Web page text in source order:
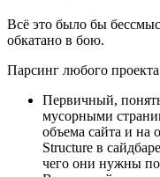
Всё это было бы
обкатано в бою.
Парсинг любого
Первичный,
мусорными
объема сайта и на
Structure в
чего они нужны по